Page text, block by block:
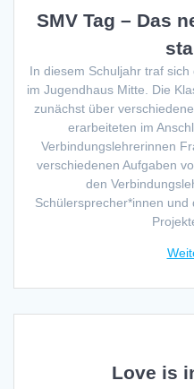
SMV Tag – Das
In diesem Schuljahr traf
im Jugendhaus Mitte. Die
zunächst über
erarbeiteten im
Verbindungslehrerinnen
verschiedenen Aufgaben
den
Schülersprecher*innen und
Love is